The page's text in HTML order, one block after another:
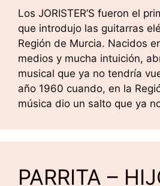
Los JORISTER’S fueron el
que introdujo las guitarras
Región de Murcia. Nacidos
medios y mucha intuición,
musical que ya no tendría
año 1960 cuando, en la
música dio un salto que ya
PARRITA –